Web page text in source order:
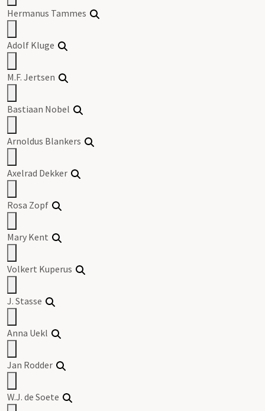
Hermanus Tammes
Adolf Kluge
M.F. Jertsen
Bastiaan Nobel
Arnoldus Blankers
Axelrad Dekker
Rosa Zopf
Mary Kent
Volkert Kuperus
J. Stasse
Anna Uekl
Jan Rodder
W.J. de Soete